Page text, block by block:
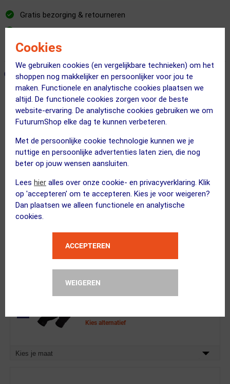
Cookies
We gebruiken cookies (en vergelijkbare technieken) om het
shoppen nog makkelijker en persoonlijker voor jou te
maken. Functionele en analytische cookies plaatsen we
altijd. De functionele cookies zorgen voor de beste
website-ervaring. De analytische cookies gebruiken we om
FuturumShop elke dag te kunnen verbeteren.
Met de persoonlijke cookie technologie kunnen we je
nuttige en persoonlijke advertenties laten zien, die nog
beter op jouw wensen aansluiten.
Lees hier alles over onze cookie- en privacyverklaring. Klik
op 'accepteren' om te accepteren. Kies je voor weigeren?
Dan plaatsen we alleen functionele en analytische
cookies.
ACCEPTEREN
WEIGEREN
Gratis bezorging & retourneren
365 dagen retourrecht
← Terug naar productnavigatie
ONZE AANBEVOLEN COMBINATIE
GORE Wear
Everyday Fietsjack Zwart Dames
FUTURUM
Kies alternatief
Kies alternatief
Kies je maat